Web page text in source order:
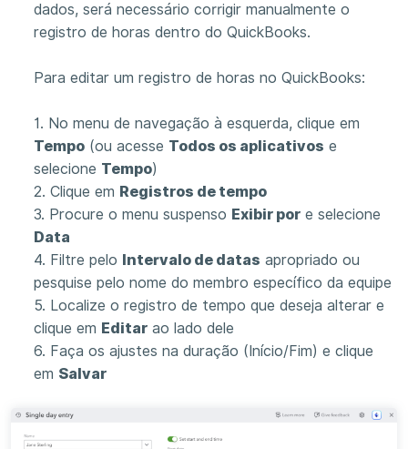
dados, será necessário corrigir manualmente o
registro de horas dentro do QuickBooks.
Para editar um registro de horas no QuickBooks:
1. No menu de navegação à esquerda, clique em
Tempo (ou acesse Todos os aplicativos e
selecione Tempo)
2. Clique em Registros de tempo
3. Procure o menu suspenso Exibir por e selecione
Data
4. Filtre pelo
Intervalo de datas apropriado ou
pesquise pelo nome do membro específico da equipe
5. Localize o registro de tempo que deseja alterar e
clique em Editar ao lado dele
6. Faça os ajustes na duração (Início/Fim) e clique
em Salvar